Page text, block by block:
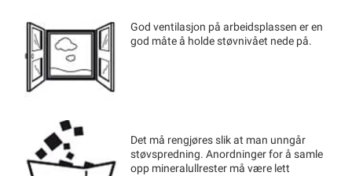
God ventilasjon på arbeidsplassen er en
god måte å holde støvnivået nede på.
Det må rengjøres slik at man unngår
støvspredning. Anordninger for å samle
opp mineralullrester må være lett